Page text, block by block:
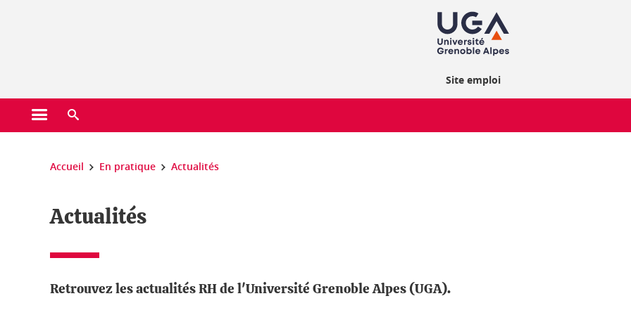
Site emploi
Ouvrir le menu principal
Vous êtes ici :
Accueil En pratique Actualités
Actualités
Retrouvez les actualités RH de l'Université Grenoble Alpes (UGA).